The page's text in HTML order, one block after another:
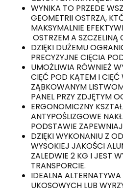
WYNIKA TO PRZEDE
GEOMETRII OSTRZA,
MAKSYMALNIE
OSTRZEM A SZCZELINĄ
DZIĘKI DUŻEMU
PRECYZYJNE CIĘCIA
UMOŻLIWIA RÓWNIEŻ
CIĘĆ POD KĄTEM I CIĘĆ
ZĄBKOWANYM
PANEL PRZY ZDJĘTYM
ERGONOMICZNY
ANTYPOŚLIZGOWE
PODSTAWIE
DZIĘKI WYKONANIU Z
WYSOKIEJ JAKOŚCI
ZALEDWIE 2 KG I JEST
TRANSPORCIE.
IDEALNA
UKOSOWYCH LUB